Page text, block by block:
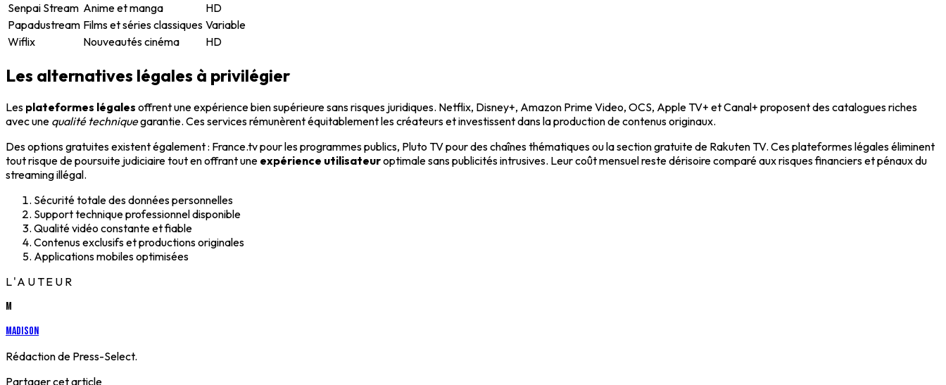
Senpai Stream Anime et manga
HD
Papadustream Films et séries classiques Variable
Wiflix
Nouveautés cinéma HD
Les alternatives légales à privilégier
Les plateformes légales offrent une expérience bien supérieure sans risques juridiques. Netflix, Disney+, Amazon Prime Video, OCS, Apple TV+ et Canal+ proposent des catalogues riches
avec une qualité techniquegarantie. Ces services rémunèrent équitablement les créateurs et investissent dans la production de contenus originaux.
Des options gratuites existent également : France.tv pour les programmes publics, Pluto TV pour des chaînes thématiques ou la section gratuite de Rakuten TV. Ces plateformes légales éliminent
tout risque de poursuite judiciaire tout en offrant une expérience utilisateuroptimale sans publicités intrusives. Leur coût mensuel reste dérisoire comparé aux risques financiers et pénaux du
streaming illégal.
Sécurité totale des données personnelles
Support technique professionnel disponible
Qualité vidéo constante et fiable
Contenus exclusifs et productions originales
Applications mobiles optimisées
L'AUTEUR
M
Madison
Rédaction de Press-Select.
Partager cet article